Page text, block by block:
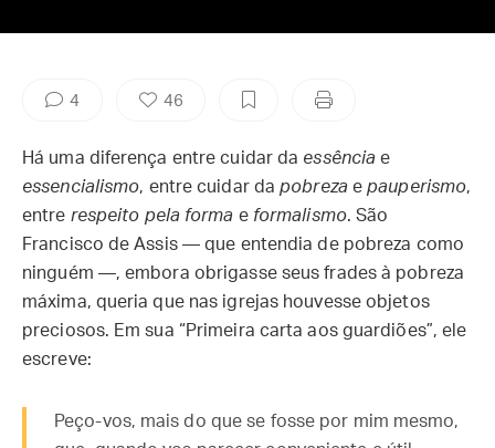
4 46
Há uma diferença entre cuidar da essência e
essencialismo, entre cuidar dapobrezaepauperismo,
entre respeito pela forma e formalismo. São
Francisco de Assis — que entendia de pobreza como
ninguém —, embora obrigasse seus frades à pobreza
máxima, queria que nas igrejas houvesse objetos
preciosos. Em sua “Primeira carta aos guardiões”, ele
escreve:
Peço-vos, mais do que se fosse por mim mesmo,